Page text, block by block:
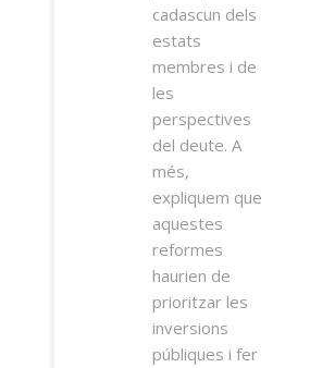
cadascun dels
estats
membres i de
les
perspectives
del deute. A
més,
expliquem que
aquestes
reformes
haurien de
prioritzar les
inversions
públiques i fer